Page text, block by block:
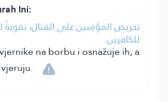
Ini:
تحريض المؤمنين على القتال، تقويةً
للكافرين.
na borbu i osnažuje ih, a